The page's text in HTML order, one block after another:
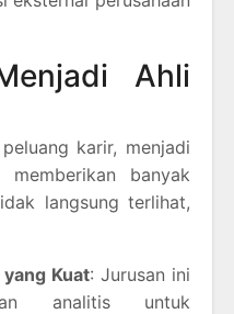
Ahli
karir, menjadi
banyak
langsung terlihat,
Kuat: Jurusan ini
analitis untuk